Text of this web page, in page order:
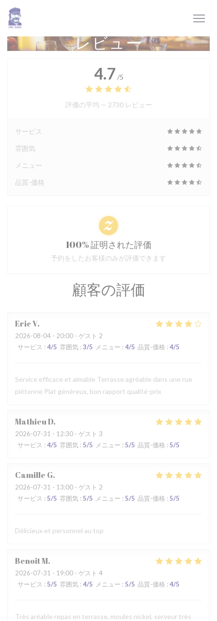
クッキー利用の管理について
レビュー
顧客の評価
EricV
2026-08-04 - 20:00 - ゲスト 2
サービス : 4/5 雰囲気 : 3/5 メニュー : 4/5 品質-価格 : 4/5
Service efficace et aimable Terrasse agréable dans une rue
piétonne Plat généreux, bon rapport qualité-prix
MathieuD
2026-07-31 - 12:30 - ゲスト 3
サービス : 4/5 雰囲気 : 5/5 メニュー : 5/5 品質-価格 : 5/5
Camille G
2026-07-31 - 13:00 - ゲスト 2
サービス : 5/5 雰囲気 : 5/5 メニュー : 5/5 品質-価格 : 5/5
Délicieux et personnel au top
BenoitM
2026-07-31 - 19:00 - ゲスト 4
サービス : 5/5 雰囲気 : 4/5 メニュー : 5/5 品質-価格 : 4/5
Très aréable repas en terrasse, moules nickel, serveur très
4.7 /5
評価の平均 — 2730 レビュー
サービス
雰囲気
メニュー
品質-価格
100% 証明された評価
予約をしたお客様のみが評価できます